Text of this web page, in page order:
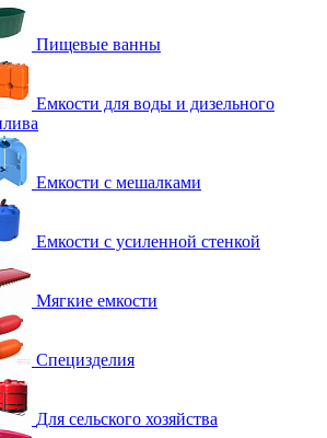
Пищевые ванны
Емкости для воды и дизельного
Емкости с мешалками
Емкости с усиленной стенкой
Мягкие емкости
Специзделия
Для сельского хозяйства